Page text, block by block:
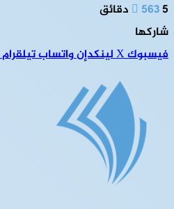
5635 دقائق
شاركها
فيسبوك‫Xلينكدإنواتسابتيلقرام